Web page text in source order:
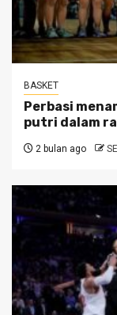
BASKET
Perbasi
putri dalam
2 bulan ago